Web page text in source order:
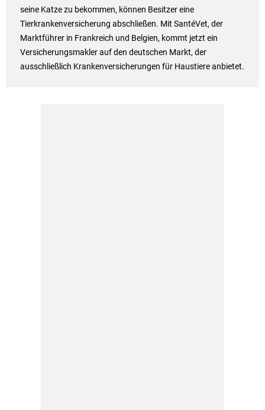
seine Katze zu bekommen, können Besitzer eine
Tierkrankenversicherung abschließen. Mit SantéVet, der
Marktführer in Frankreich und Belgien, kommt jetzt ein
Versicherungsmakler auf den deutschen Markt, der
ausschließlich Krankenversicherungen für Haustiere anbietet.